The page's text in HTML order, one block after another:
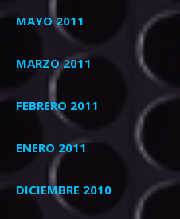
MAYO 2011
MARZO 2011
FEBRERO 2011
ENERO 2011
DICIEMBRE 2010